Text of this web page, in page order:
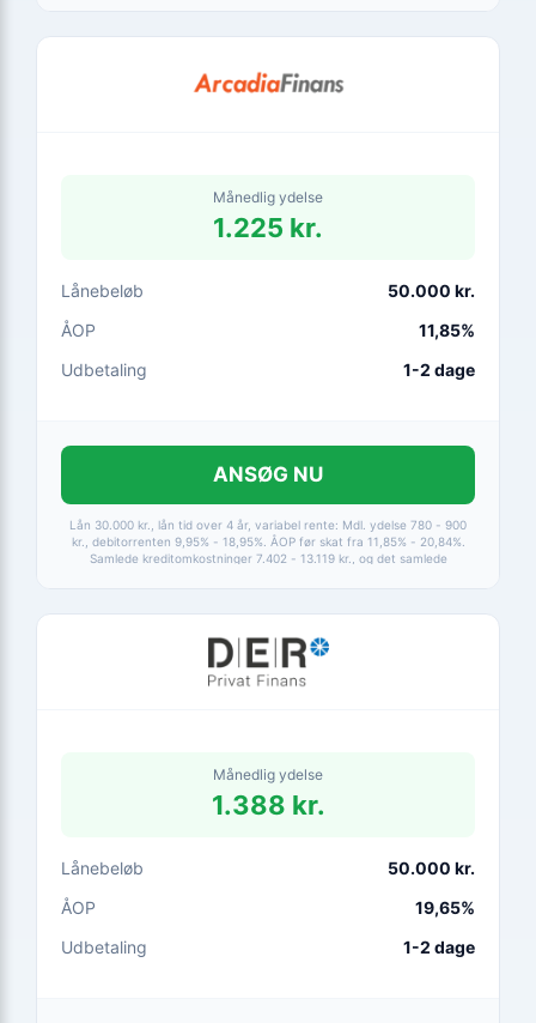
Månedlig ydelse
1.225 kr.
Lånebeløb
50.000 kr.
ÅOP
11,85%
Udbetaling
1-2 dage
ANSØG NU
Lån 30.000 kr., lån tid over 4 år, variabel rente: Mdl. ydelse 780 - 900
kr., debitorrenten 9,95% - 18,95%. ÅOP før skat fra 11,85% - 20,84%.
Samlede kreditomkostninger 7.402 - 13.119 kr., og det samlede
Månedlig ydelse
1.388 kr.
Lånebeløb
50.000 kr.
ÅOP
19,65%
Udbetaling
1-2 dage